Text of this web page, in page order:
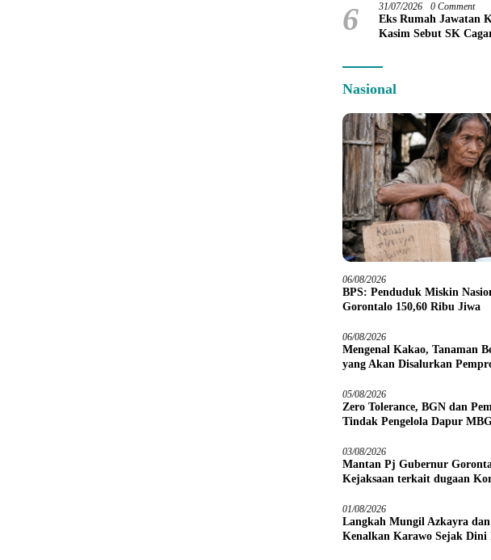
6 31/07/2026 0 Comment
Eks Rumah Jawatan
Kasim Sebut SK
Nasional
06/08/2026
BPS: Penduduk Miskin
Gorontalo 150,60 Ribu Jiwa
06/08/2026
Mengenal Kakao, Tanaman
yang Akan Disalurkan
05/08/2026
Zero Tolerance, BGN dan
Tindak Pengelola Dapur
03/08/2026
Mantan Pj Gubernur
Kejaksaan terkait dugaan
01/08/2026
Langkah Mungil Azkayra
Kenalkan Karawo Sejak Dini